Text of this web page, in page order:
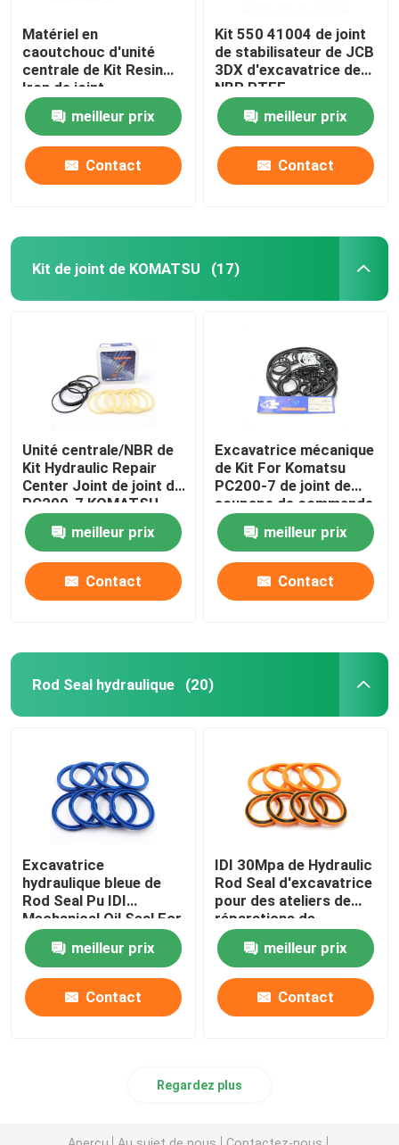
Matériel en
caoutchouc d'unité
centrale de Kit Resin
Iron de joint
hydraulique de JCB
pour 332Y-5599
meilleur prix
Contact
Kit 550 41004 de joint
de stabilisateur de JCB
3DX d'excavatrice de
NBR PTFE
meilleur prix
Contact
Kit de joint de KOMATSU (17)
Unité centrale/NBR de
Kit Hydraulic Repair
Center Joint de joint de
PC200-7 KOMATSU
meilleur prix
Contact
Excavatrice mécanique
de Kit For Komatsu
PC200-7 de joint de
soupape de commande
meilleur prix
Contact
Rod Seal hydraulique (20)
Excavatrice
hydraulique bleue de
Rod Seal Pu IDI
Mechanical Oil Seal For
meilleur prix
Contact
IDI 30Mpa de Hydraulic
Rod Seal d'excavatrice
pour des ateliers de
réparations de
machines
meilleur prix
Contact
Regardez plus